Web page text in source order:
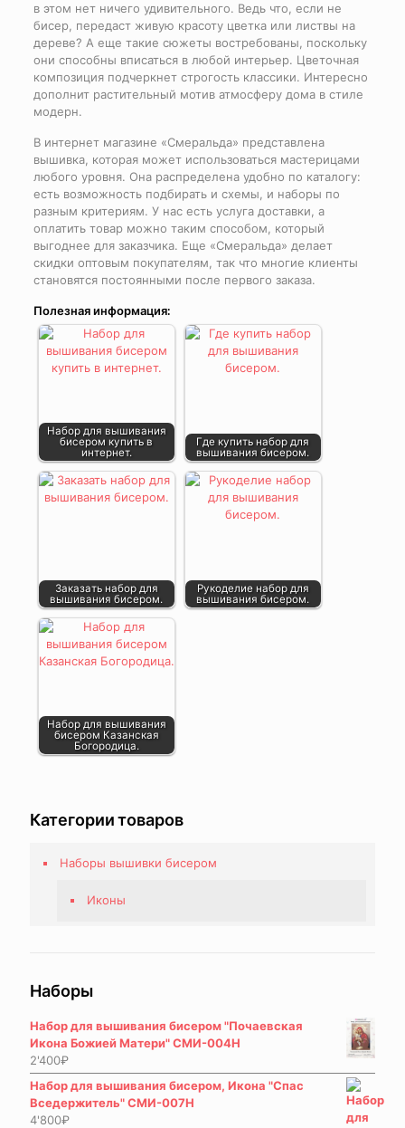
в этом нет ничего удивительного. Ведь что, если не
бисер, передаст живую красоту цветка или листвы на
дереве? А еще такие сюжеты востребованы, поскольку
они способны вписаться в любой интерьер. Цветочная
композиция подчеркнет строгость классики. Интересно
дополнит растительный мотив атмосферу дома в стиле
модерн.
В интернет магазине «Смеральда» представлена
вышивка, которая может использоваться мастерицами
любого уровня. Она распределена удобно по каталогу:
есть возможность подбирать и схемы, и наборы по
разным критериям. У нас есть услуга доставки, а
оплатить товар можно таким способом, который
выгоднее для заказчика. Еще «Смеральда» делает
скидки оптовым покупателям, так что многие клиенты
становятся постоянными после первого заказа.
Полезная информация:
Набор для вышивания
бисером купить в
интернет.
Где купить набор для
вышивания бисером.
Заказать набор для
вышивания бисером.
Рукоделие набор для
вышивания бисером.
Набор для вышивания
бисером Казанская
Богородица.
Категории товаров
Наборы вышивки бисером
Иконы
Наборы
Набор для вышивания бисером "Почаевская
Икона Божией Матери" СМИ-004Н
2'400₽
Набор для вышивания бисером, Икона "Спас
Вседержитель" СМИ-007Н
4'800₽